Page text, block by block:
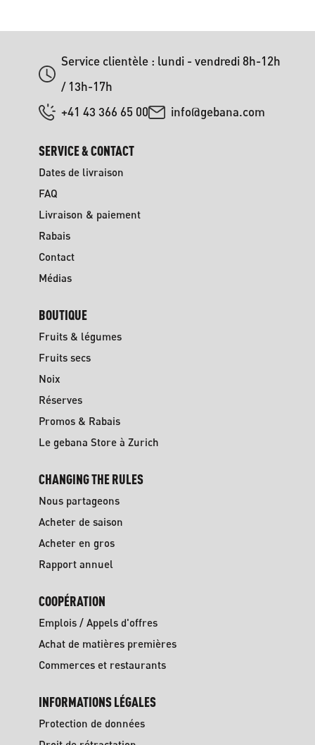
Service clientèle : lundi - vendredi 8h-12h
/ 13h-17h
+41 43 366 65 00
info@gebana.com
SERVICE & CONTACT
Dates de livraison
FAQ
Livraison & paiement
Rabais
Contact
Médias
BOUTIQUE
Fruits & légumes
Fruits secs
Noix
Réserves
Promos & Rabais
Le gebana Store à Zurich
CHANGING THE RULES
Nous partageons
Acheter de saison
Acheter en gros
Rapport annuel
COOPÉRATION
Emplois / Appels d'offres
Achat de matières premières
Commerces et restaurants
INFORMATIONS LÉGALES
Protection de données